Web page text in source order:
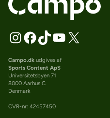
Campo.dkudgives af
Sports Content ApS
Universitetsbyen 71
8000 Aarhus C
Denmark
CVR-nr: 42457450